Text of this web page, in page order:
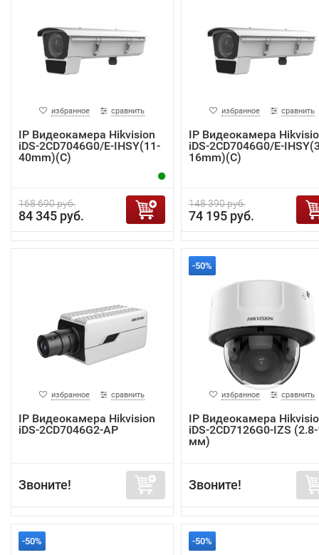
избранное сравнить
IP Видеокамера Hikvision
iDS-2CD7046G0/E-IHSY(11-
40mm)(C)
168 690 руб.
84 345 руб.
избранное сравнить
IP Видеокамера
iDS-2CD7046G0/E-
16mm)(C)
148 390 руб.
74 195 руб.
избранное сравнить
IP Видеокамера Hikvision
iDS-2CD7046G2-AP
Звоните!
-50%
избранное сравнить
IP Видеокамера
iDS-2CD7126G0-IZS
мм)
Звоните!
-50% -50%